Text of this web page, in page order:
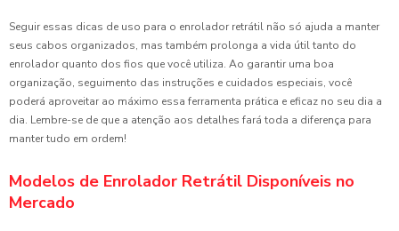
Seguir essas dicas de uso para o enrolador retrátil não só ajuda a manter
seus cabos organizados, mas também prolonga a vida útil tanto do
enrolador quanto dos fios que você utiliza. Ao garantir uma boa
organização, seguimento das instruções e cuidados especiais, você
poderá aproveitar ao máximo essa ferramenta prática e eficaz no seu dia a
dia. Lembre-se de que a atenção aos detalhes fará toda a diferença para
manter tudo em ordem!
Modelos de Enrolador Retrátil Disponíveis no
Mercado